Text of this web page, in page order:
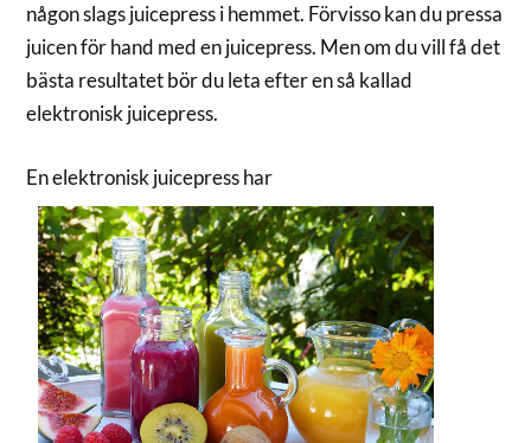
någon slags juicepress i hemmet. Förvisso kan du pressa
juicen för hand med en juicepress. Men om du vill få det
bästa resultatet bör du leta efter en så kallad
elektronisk juicepress.
En elektronisk juicepress har